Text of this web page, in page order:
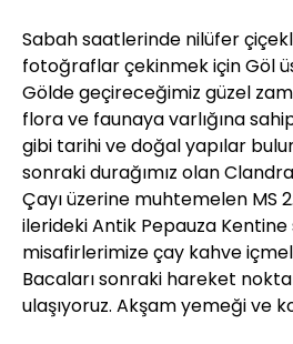
Sabah saatlerinde nilüfer
fotoğraflar çekinmek için Göl
Gölde geçireceğimiz güzel
flora ve faunaya varlığına
gibi tarihi ve doğal yapılar
sonraki durağımız olan
Çayı üzerine muhtemelen MS
ilerideki Antik Pepauza
misafirlerimize çay kahve
Bacaları sonraki hareket
ulaşıyoruz. Akşam yemeği ve